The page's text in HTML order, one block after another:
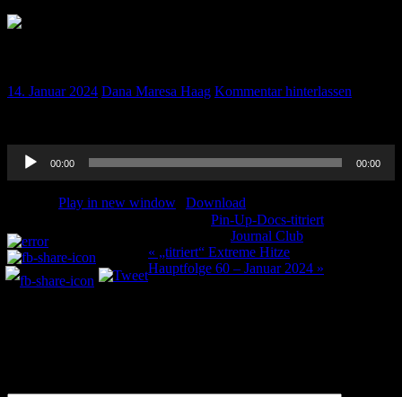
14. Januar 2024 Dana Maresa Haag Kommentar hinterlassen
Audio-
Player
00:00 00:00
Play in new window
Download
Pin-Up-Docs-titriert
Journal Club
Beitragsnavigation« „titriert“ Extreme Hitze
Hauptfolge 60 – Januar 2024 »